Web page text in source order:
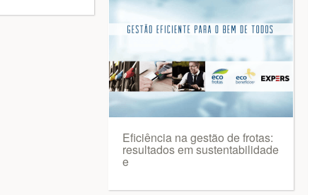
Eficiência na gestão de frotas:
resultados em sustentabilidade
e